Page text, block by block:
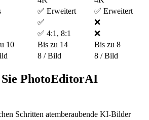
✅ Erweitert
✅ Erweitert
✅
❌
✅ 4:1, 8:1
❌
10 Bis zu 14
Bis zu 8
8 / Bild 8 / Bild
Sie PhotoEditorAI
Schritten atemberaubende KI-Bilder